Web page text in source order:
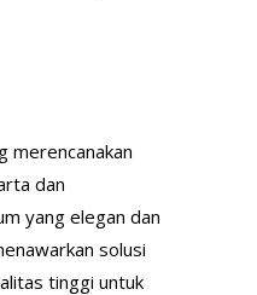
merencanakan
dan
yang elegan dan
solusi
tinggi untuk